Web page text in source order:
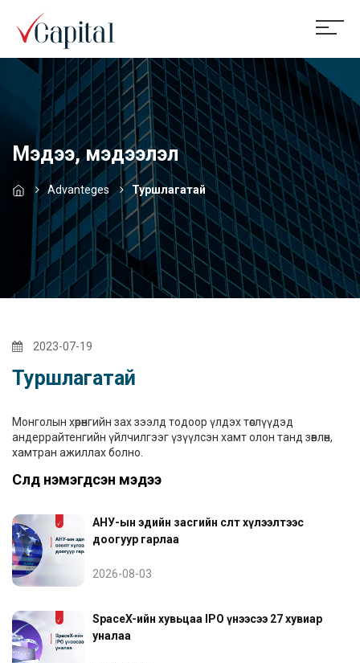
Мэдээ, мэдээлэл
Advanteges Туршлагатай
2023-07-19
Туршлагатай
Монголын хөрөнгийн зах зээлд тодоор үлдэх төслүүдэд
андеррайтенгийн үйлчилгээг үзүүлсэн хамт олон танд зөвлөн,
хамтран ажиллах болно.
Сүүлд нэмэгдсэн мэдээ
АНУ-ын эдийн засгийн өсөлт хүлээлтээс
доогуур гарлаа
2026-08-03
SpaceX-ийн хувьцаа IPO үнээсээ 27 хувиар
уналаа